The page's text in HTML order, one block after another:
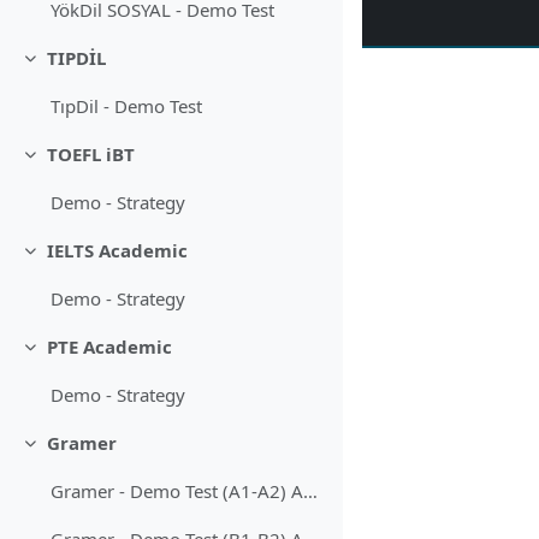
YökDil SOSYAL - Demo Test
Daralt
TIPDİL
TıpDil - Demo Test
Daralt
TOEFL iBT
Demo - Strategy
Daralt
IELTS Academic
Demo - Strategy
Daralt
PTE Academic
Demo - Strategy
Daralt
Gramer
Gramer - Demo Test (A1-A2) Articles